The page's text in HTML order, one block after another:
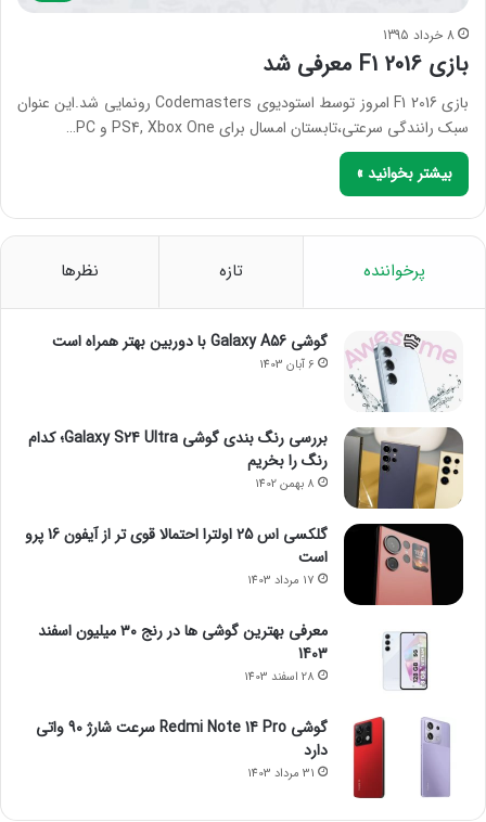
8 خرداد 1395
بازی F1 2016 معرفی شد
بازی F1 2016 امروز توسط استودیوی Codemasters رونمایی شد.این عنوان
سبک رانندگی سرعتی،تابستان امسال برای PS4, Xbox One و PC…
بیشتر بخوانید »
پرخواننده تازه نظرها
گوشی Galaxy A56 با دوربین بهتر همراه است
6 آبان 1403
بررسی رنگ بندی گوشی Galaxy S24 Ultra؛ کدام
رنگ را بخریم
8 بهمن 1402
گلکسی اس 25 اولترا احتمالا قوی تر از آیفون 16 پرو
است
17 مرداد 1403
معرفی بهترین گوشی ها در رنج ۳۰ میلیون اسفند
1403
28 اسفند 1403
گوشی Redmi Note 14 Pro سرعت شارژ 90 واتی
دارد
31 مرداد 1403